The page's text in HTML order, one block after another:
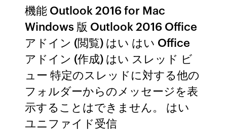
機能 Outlook 2016 for Mac
Windows 版 Outlook 2016 Office
アドイン (閲覧) はい はい Office
アドイン (作成) はい スレッド ビ
ュー 特定のスレッドに対する他の
フォルダーからのメッセージを表
示することはできません。 はい
ユニファイド受信